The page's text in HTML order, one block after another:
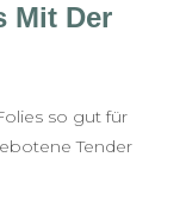
Mit Der
so gut für
Tender